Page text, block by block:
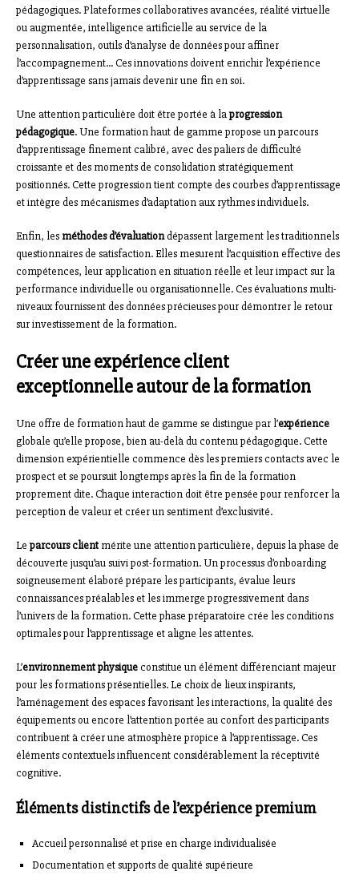
pédagogiques. Plateformes collaboratives avancées, réalité virtuelle
ou augmentée, intelligence artificielle au service de la
personnalisation, outils d’analyse de données pour affiner
l’accompagnement… Ces innovations doivent enrichir l’expérience
d’apprentissage sans jamais devenir une fin en soi.
Une attention particulière doit être portée à laprogression
pédagogique. Une formation haut de gamme propose un parcours
d’apprentissage finement calibré, avec des paliers de difficulté
croissante et des moments de consolidation stratégiquement
positionnés. Cette progression tient compte des courbes d’apprentissage
et intègre des mécanismes d’adaptation aux rythmes individuels.
Enfin, les méthodes d’évaluationdépassent largement les traditionnels
questionnaires de satisfaction. Elles mesurent l’acquisition effective des
compétences, leur application en situation réelle et leur impact sur la
performance individuelle ou organisationnelle. Ces évaluations multi-
niveaux fournissent des données précieuses pour démontrer le retour
sur investissement de la formation.
Créer une expérience client
exceptionnelle autour de la formation
Une offre de formation haut de gamme se distingue par l’expérience
globale qu’elle propose, bien au-delà du contenu pédagogique. Cette
dimension expérientielle commence dès les premiers contacts avec le
prospect et se poursuit longtemps après la fin de la formation
proprement dite. Chaque interaction doit être pensée pour renforcer la
perception de valeur et créer un sentiment d’exclusivité.
Le parcours client mérite une attention particulière, depuis la phase de
découverte jusqu’au suivi post-formation. Un processus d’onboarding
soigneusement élaboré prépare les participants, évalue leurs
connaissances préalables et les immerge progressivement dans
l’univers de la formation. Cette phase préparatoire crée les conditions
optimales pour l’apprentissage et aligne les attentes.
L’environnement physiqueconstitue un élément différenciant majeur
pour les formations présentielles. Le choix de lieux inspirants,
l’aménagement des espaces favorisant les interactions, la qualité des
équipements ou encore l’attention portée au confort des participants
contribuent à créer une atmosphère propice à l’apprentissage. Ces
éléments contextuels influencent considérablement la réceptivité
cognitive.
Éléments distinctifs de l’expérience premium
Accueil personnalisé et prise en charge individualisée
Documentation et supports de qualité supérieure